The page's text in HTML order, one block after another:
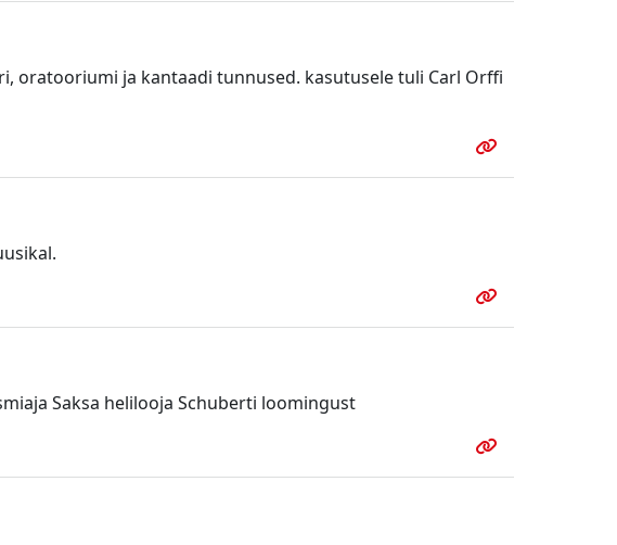
oratooriumi ja kantaadi tunnused. kasutusele tuli Carl Orffi
Saksa helilooja Schuberti loomingust